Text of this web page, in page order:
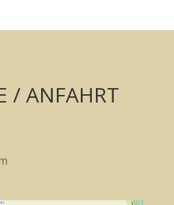
/ ANFAHRT